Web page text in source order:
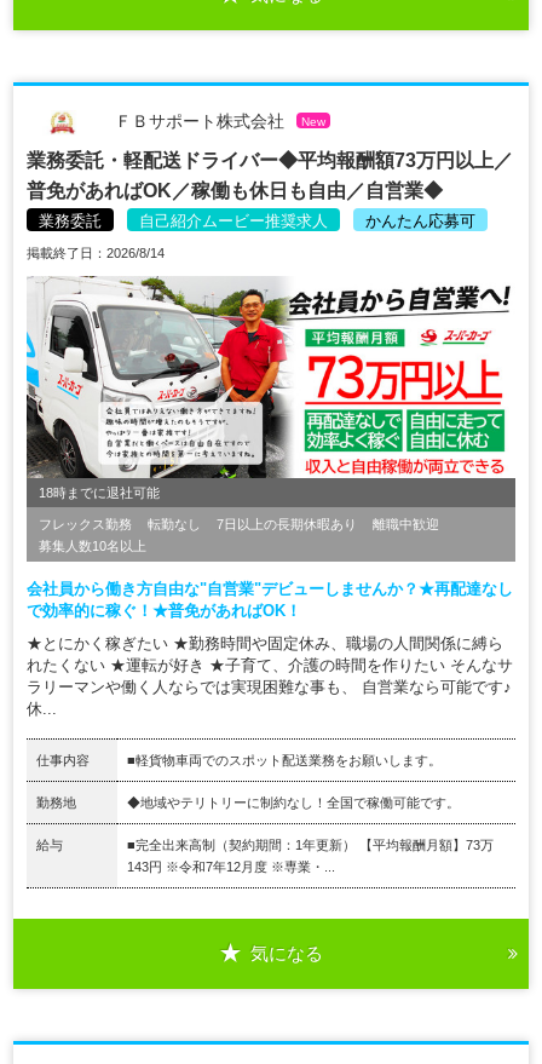
ＦＢサポート株式会社 New
業務委託・軽配送ドライバー◆平均報酬額73万円以上／
普免があればOK／稼働も休日も自由／自営業◆
業務委託 自己紹介ムービー推奨求人 かんたん応募可
掲載終了日：2026/8/14
18時までに退社可能
フレックス勤務 転勤なし 7日以上の長期休暇あり
離職中歓迎
募集人数10名以上
会社員から働き方自由な"自営業"デビューしませんか？★再配達なし
で効率的に稼ぐ！★普免があればOK！
★とにかく稼ぎたい ★勤務時間や固定休み、職場の人間関係に縛ら
れたくない ★運転が好き ★子育て、介護の時間を作りたい そんなサ
ラリーマンや働く人ならでは実現困難な事も、 自営業なら可能です♪
休...
仕事内容 ■軽貨物車両でのスポット配送業務をお願いします。
勤務地 ◆地域やテリトリーに制約なし！全国で稼働可能です。
給与
■完全出来高制（契約期間：1年更新） 【平均報酬月額】73万
143円 ※令和7年12月度 ※専業・...
気になる